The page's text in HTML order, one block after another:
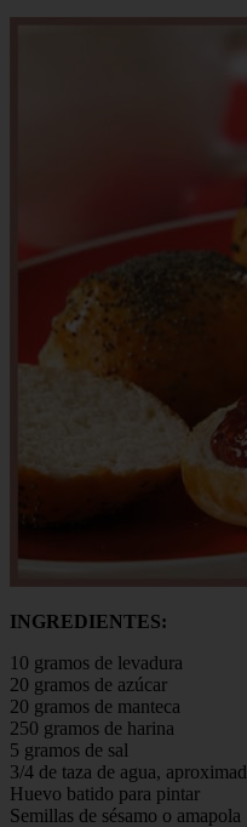
INGREDIENTES:
10 gramos de levadura
20 gramos de azúcar
20 gramos de manteca
250 gramos de harina
5 gramos de sal
3/4 de taza de agua,
Huevo batido para pintar
Semillas de sésamo o amapola